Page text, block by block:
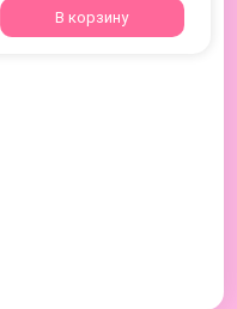
В корзину